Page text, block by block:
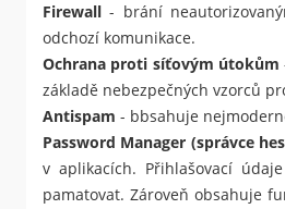
Firewall - brání
odchozí komunikace.
Ochrana proti síťovým útokům
základě nebezpečných vzorců
Antispam - bbsahuje
Password Manager (správce
v aplikacích. Přihlašovací
pamatovat. Zároveň obsahuje